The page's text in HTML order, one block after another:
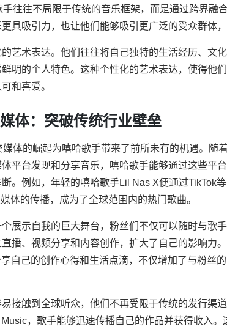
往往不局限于传统的音乐框架，而是通过跨界融
具吸引力，也让他们能够吸引更广泛的受众群体，
艺术表达。他们往往将自己独特的生活经历、文
明的个人特色。这种个性化的艺术表达，使得他
和喜爱。
体：突破传统行业壁垒
体的崛起为嘻哈歌手带来了前所未有的机遇。随
平台发现和分享音乐，嘻哈歌手能够通过这些平
。例如，年轻的嘻哈歌手Lil Nas X便通过TikTok
体的传播，成为了全球范围内的热门歌曲。
展示自我的巨大舞台，粉丝们不仅可以随时与歌
播、视频分享和内容创作，扩大了自己的影响力
自己的创作心得和生活点滴，不仅增加了与粉丝
接触到全球听众，他们不再受限于传统的发行渠
，歌手能够迅速传播自己的作品并获得收入。